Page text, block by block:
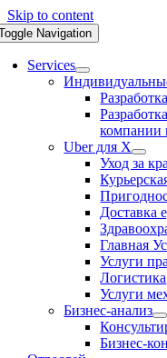
Skip to content
Navigation
Services
компании
Uber для X
Уход за
Доставка
Главная
Услуги
Логистика
Услуги
Бизнес-анализ
Бизнес-